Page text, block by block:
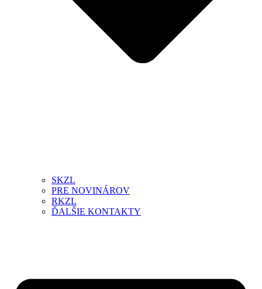
SKZL
PRE NOVINÁROV
RKZL
ĎALŠIE KONTAKTY